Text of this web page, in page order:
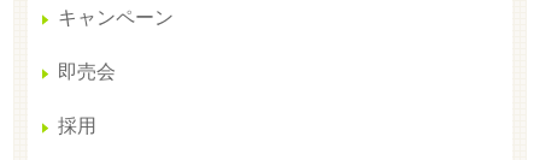
キャンペーン
即売会
採用